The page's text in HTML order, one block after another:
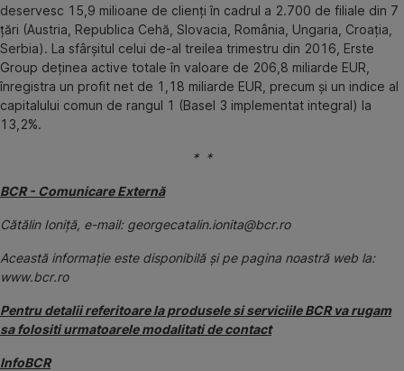
deservesc 15,9 milioane de clienți în cadrul a 2.700 de filiale din 7
țări (Austria, Republica Cehă, Slovacia, România, Ungaria, Croația,
Serbia). La sfârșitul celui de-al treilea trimestru din 2016, Erste
Group deținea active totale în valoare de 206,8 miliarde EUR,
înregistra un profit net de 1,18 miliarde EUR, precum și un indice al
capitalului comun de rangul 1 (Basel 3 implementat integral) la
13,2%.
* *
BCR - Comunicare Externă
Cătălin Ioniță, e-mail: georgecatalin.ionita@bcr.ro
Această informaţie este disponibilă şi pe pagina noastră web la:
www.bcr.ro
Pentru detalii referitoare la produsele si serviciile BCR va rugam
sa folositi urmatoarele modalitati de contact
InfoBCR